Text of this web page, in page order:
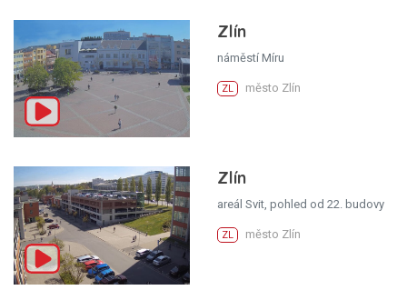
Zlín
náměstí Míru
ZL město Zlín
Zlín
areál Svit, pohled od 22. budovy
ZL město Zlín